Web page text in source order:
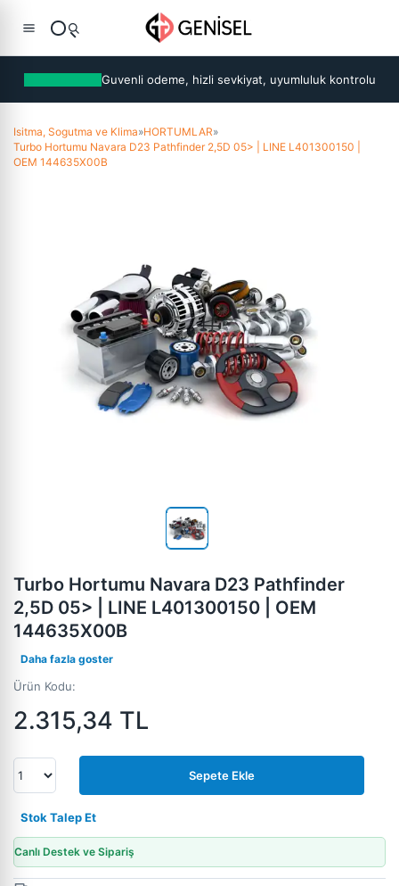
Guvenli odeme, hizli sevkiyat, uyumluluk kontrolu
Isitma, Sogutma ve Klima»HORTUMLAR»
Turbo Hortumu Navara D23 Pathfinder 2,5D 05> | LINE L401300150 |
OEM 144635X00B
Turbo Hortumu Navara D23 Pathfinder
2,5D 05> | LINE L401300150 | OEM
144635X00B
Daha fazla goster
Ürün Kodu:
2.315,34 TL
Sepete Ekle
Stok Talep Et
Canlı Destek ve Sipariş